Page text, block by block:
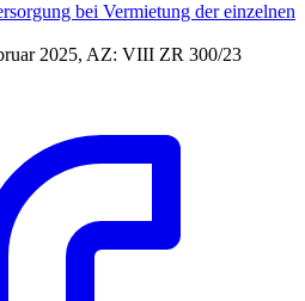
bei Vermietung der einzelnen
2025, AZ: VIII ZR 300/23